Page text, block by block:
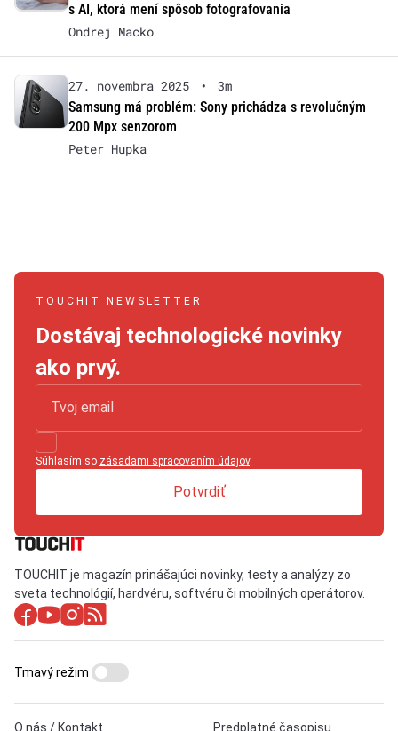
s AI, ktorá mení spôsob fotografovania
Ondrej Macko
27. novembra 2025 •
3m
Samsung má problém: Sony prichádza s revolučným
200 Mpx senzorom
Peter Hupka
TOUCHIT NEWSLETTER
Dostávaj technologické novinky
ako prvý.
Súhlasím so zásadami spracovaním údajov.
Potvrdiť
TOUCHIT je magazín prinášajúci novinky, testy a analýzy zo
sveta technológií, hardvéru, softvéru či mobilných operátorov.
O nás / Kontakt Predplatné časopisu
Tmavý režim